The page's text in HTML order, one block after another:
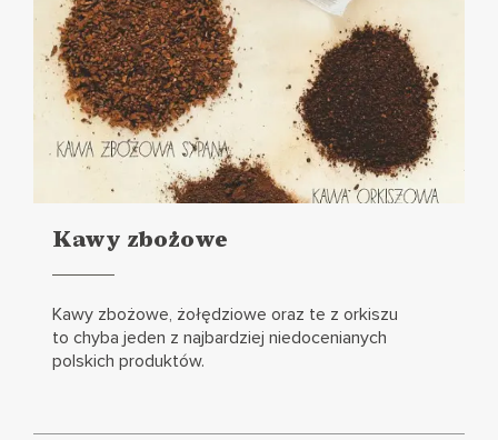
Kawy zbożowe
Kawy zbożowe, żołędziowe oraz te z orkiszu
to chyba jeden z najbardziej niedocenianych
polskich produktów.